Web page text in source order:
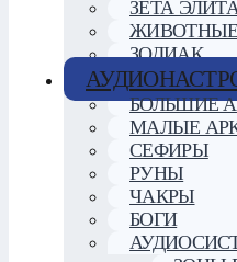
ЗЕТА
ЖИВОТНЫЕ
ЗОДИАК
БОЛЬШИЕ
МАЛЫЕ
СЕФИРЫ
РУНЫ
ЧАКРЫ
БОГИ